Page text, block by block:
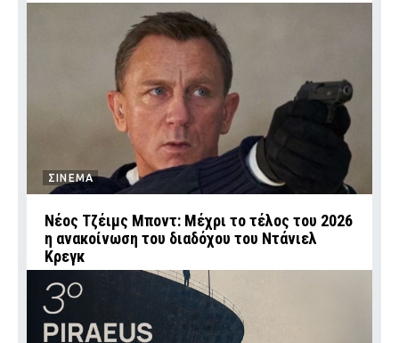
ΣΙΝΕΜΑ
Νέος Τζέιμς Μποντ: Μέχρι το τέλος του 2026
η ανακοίνωση του διαδόχου του Ντάνιελ
Κρεγκ